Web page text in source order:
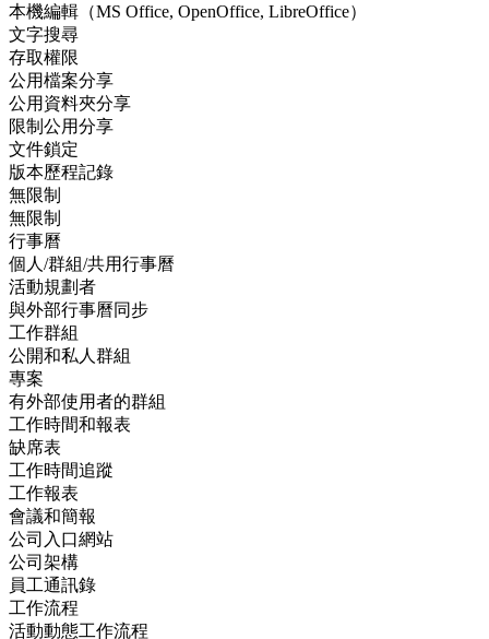
本機編輯（MS Office, OpenOffice, LibreOffice）
文字搜尋
存取權限
公用檔案分享
公用資料夾分享
限制公用分享
文件鎖定
版本歷程記錄
無限制
無限制
行事曆
個人/群組/共用行事曆
活動規劃者
與外部行事曆同步
工作群組
公開和私人群組
專案
有外部使用者的群組
工作時間和報表
缺席表
工作時間追蹤
工作報表
會議和簡報
公司入口網站
公司架構
員工通訊錄
工作流程
活動動態工作流程